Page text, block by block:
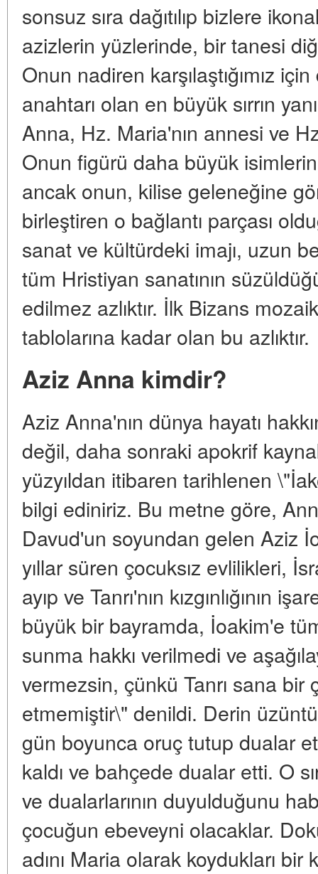
sonsuz sıra dağıtılıp bizlere
azizlerin yüzlerinde, bir tanesi
Onun nadiren karşılaştığımız
anahtarı olan en büyük sırrın
Anna, Hz. Maria'nın annesi ve
Onun figürü daha büyük
ancak onun, kilise geleneğine
birleştiren o bağlantı parçası
sanat ve kültürdeki imajı, uzun
tüm Hristiyan sanatının
edilmez azlıktır. İlk Bizans
tablolarına kadar olan bu azlıktır.
Aziz Anna kimdir?
Aziz Anna'nın dünya hayatı
değil, daha sonraki apokrif
yüzyıldan itibaren tarihlenen
bilgi ediniriz. Bu metne göre,
Davud'un soyundan gelen Aziz
yıllar süren çocuksız evlilikleri,
ayıp ve Tanrı'nın kızgınlığının
büyük bir bayramda, İoakim'e
sunma hakkı verilmedi ve
vermezsin, çünkü Tanrı sana bir
etmemiştir\" denildi. Derin
gün boyunca oruç tutup dualar
kaldı ve bahçede dualar etti. O
ve dualarlarının duyulduğunu
çocuğun ebeveyni olacaklar.
adını Maria olarak koydukları bir